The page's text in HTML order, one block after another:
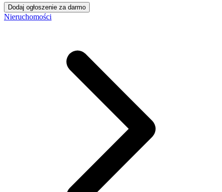
Dodaj ogłoszenie za darmo
Nieruchomości